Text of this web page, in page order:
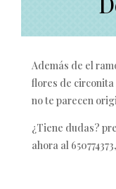
Además de el
flores de circonita
no te parecen
¿Tiene dudas?
ahora al